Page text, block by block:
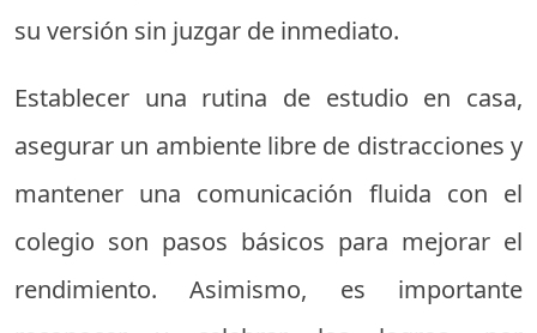
su versión sin juzgar de inmediato.
Establecer una rutina de estudio en casa,
asegurar un ambiente libre de distracciones y
mantener una comunicación fluida con el
colegio son pasos básicos para mejorar el
rendimiento. Asimismo, es importante